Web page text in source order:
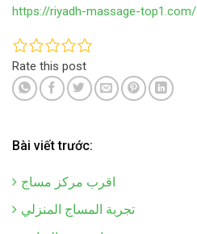
https://riyadh-massage-top1.com/
Rate this post
Bài viết trước:
اقرب مركز مساج
تجربة المساج المنزلي